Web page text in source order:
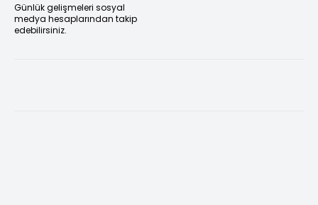
Günlük gelişmeleri sosyal
medya hesaplarından takip
edebilirsiniz.